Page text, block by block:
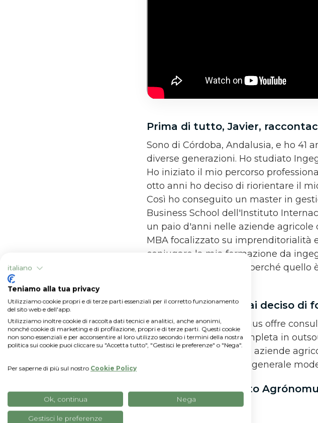
Prima di tutto, Javier,
Sono di Córdoba, Andalusia, e ho 41
diverse generazioni. Ho studiato
Ho iniziato il mio percorso
otto anni ho deciso di riorientare il
Così ho conseguito un master in
Business School dell'Instituto
un paio d'anni nelle aziende
MBA focalizzato su imprenditorialità
coniugare la mia formazione da
lavorando nell'edilizia, perché
È per questo che hai deciso di
Esattamente. Agrónomus offre
gestione aziendale completa in
anche per migliorare le aziende
protocolli di lavoro e in generale
Quando hai scoperto
Nel gennaio 2019.
italiano
Teniamo alla tua privacy
Utilizziamo cookie propri e di terze parti essenziali per il corretto funzionamento
del sito web e dell'app.
Utilizziamo inoltre cookie di raccolta dati tecnici e analitici, anche anonimi,
nonché cookie di marketing e di profilazione, propri e di terze parti. Questi cookie
non sono essenziali e per acconsentire al loro utilizzo secondo i termini della nostra
politica sui cookie puoi cliccare su "Accetta tutto", "Gestisci le preferenze" o "Nega".
Per saperne di più sul nostro Cookie Policy
Ok, continua Nega
Gestisci le preferenze